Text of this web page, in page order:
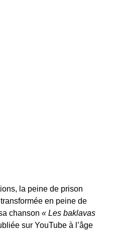
la peine de prison
en peine de
chanson « Les baklavas
sur YouTube à l’âge